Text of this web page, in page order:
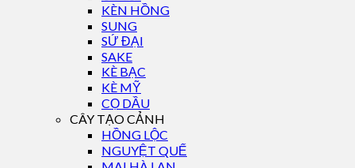
KÈN HỒNG
SUNG
SỨ ĐẠI
SAKE
KÈ BẠC
KÈ MỸ
CỌ DẦU
CÂY TẠO CẢNH
HỒNG LỘC
NGUYỆT QUẾ